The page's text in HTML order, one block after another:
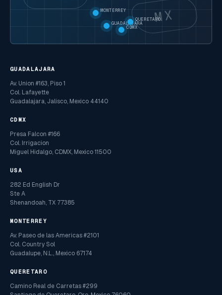
MX
MONTERREY
GUADALAJARA
CDMX
QUERETARO
GUADALAJARA
Av. Union #163, Piso 1
Col. Lafayette
Guadalajara, Jalisco, Mexico 44140
CDMX
Presa Falcon #166
Col. Irrigacion
Miguel Hidalgo, CDMX, Mexico 11500
USA
282 Ed English Dr
Ste A
Shenandoah, TX 77385
MONTERREY
Av. Paseo de las Americas #2101
Col. Country Sol
Guadalupe, N.L., Mexico 67174
QUERETARO
Camino Real de Carretas #299